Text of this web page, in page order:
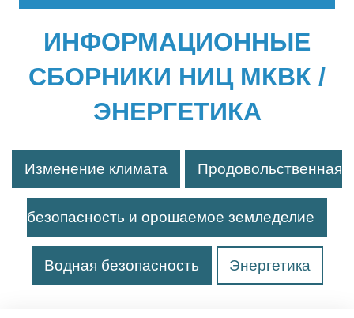
ИНФОРМАЦИОННЫЕ
СБОРНИКИ НИЦ МКВК /
ЭНЕРГЕТИКА
Изменение климата Продовольственная
безопасность и орошаемое земледелие
Водная безопасность Энергетика